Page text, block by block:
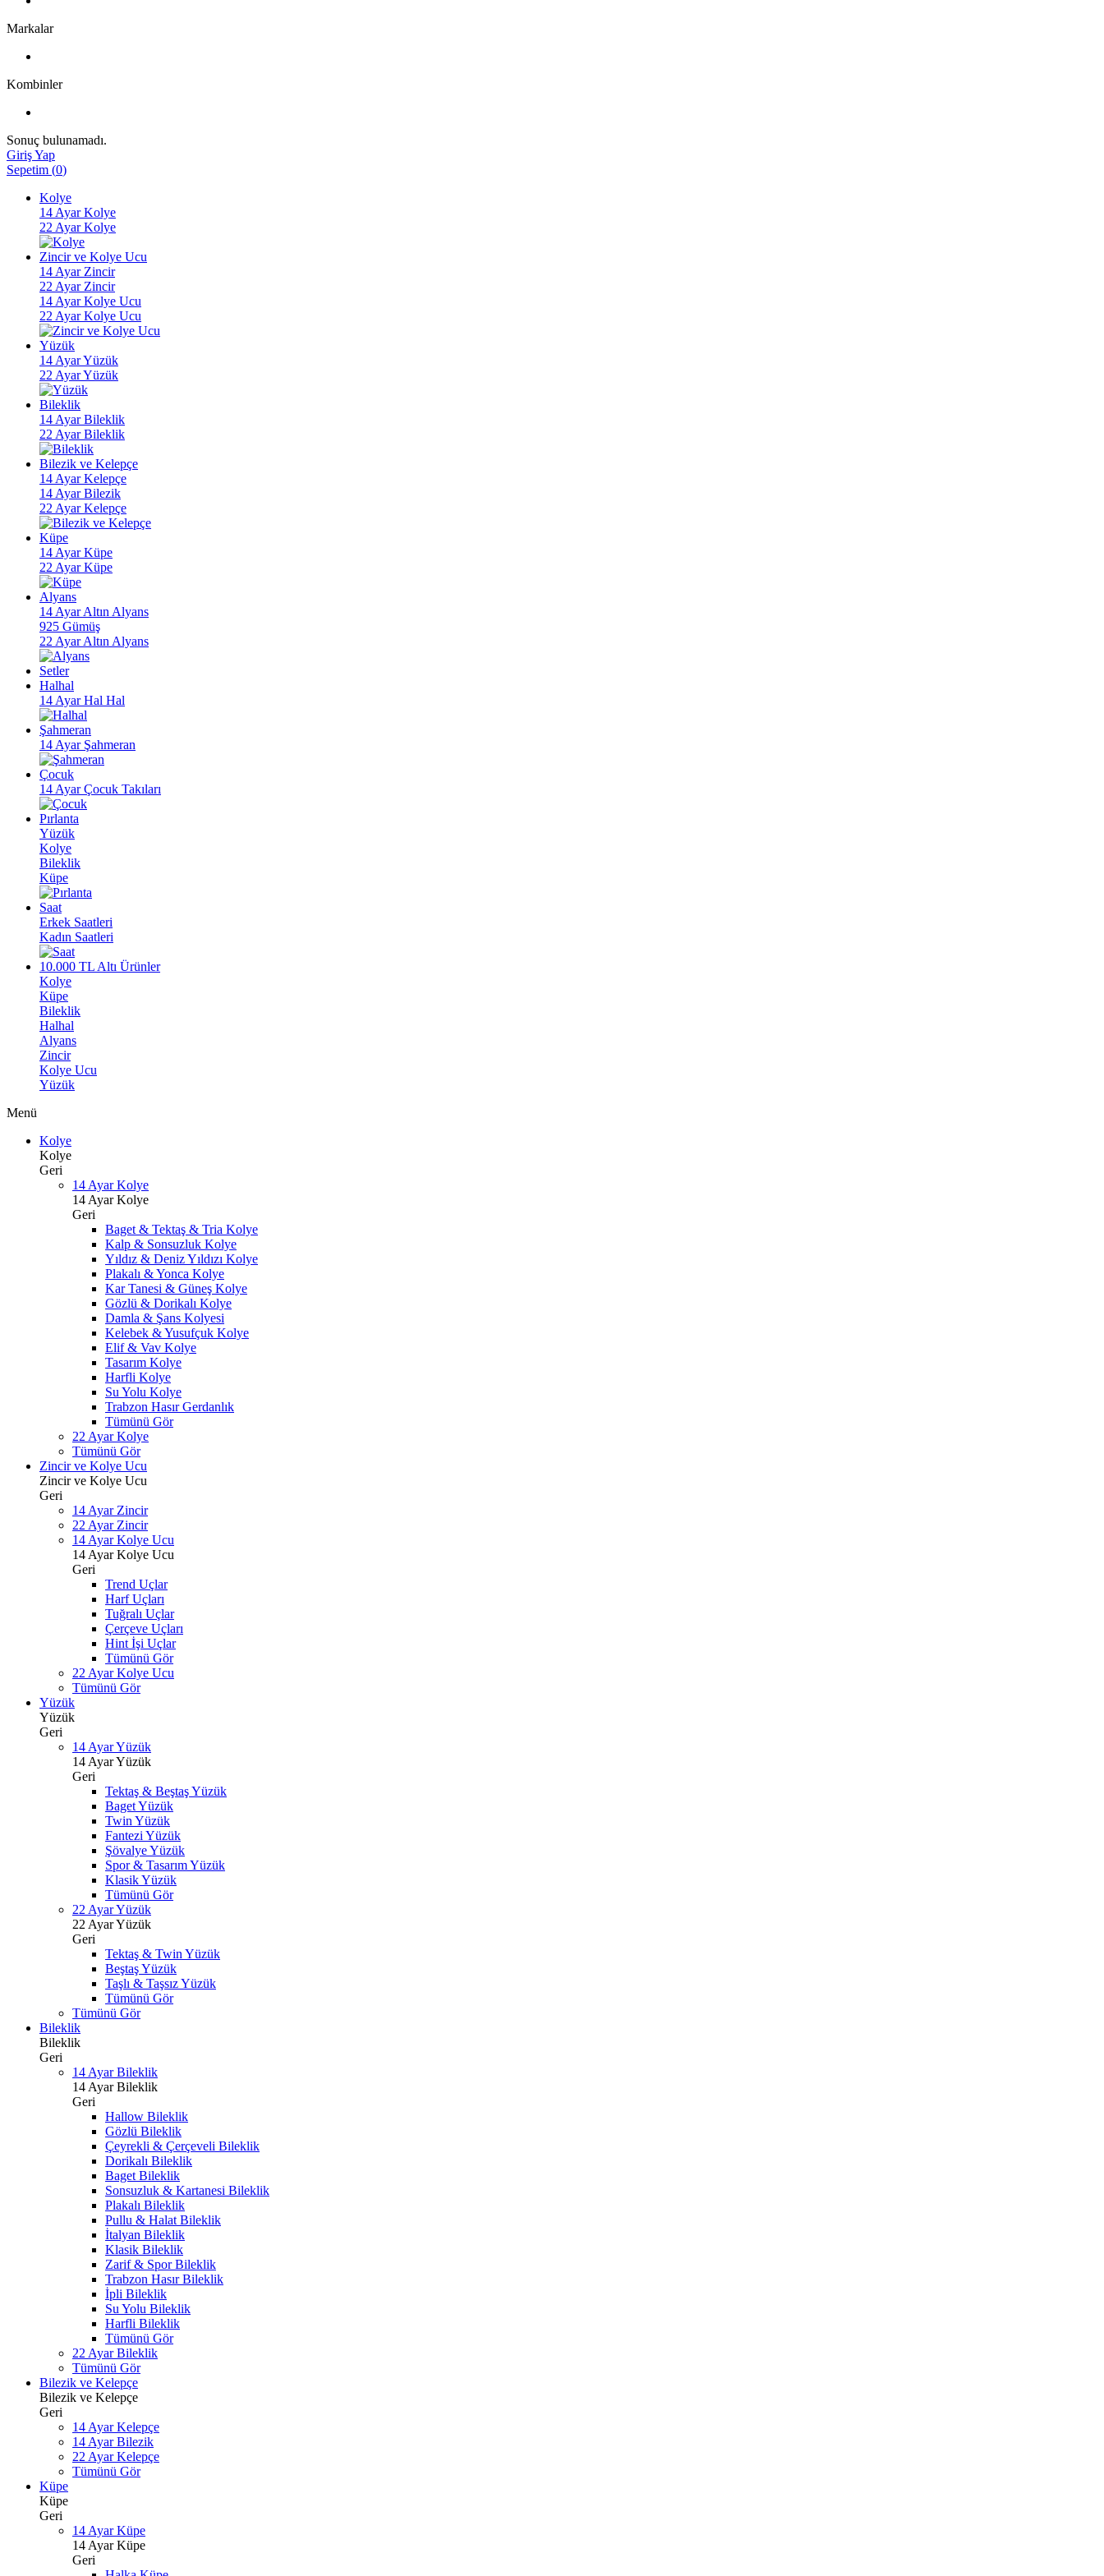
Markalar
Kombinler
Sonuç bulunamadı.
Giriş Yap
Sepetim (0)
Kolye
14 Ayar Kolye
22 Ayar Kolye
Zincir ve Kolye Ucu
14 Ayar Zincir
22 Ayar Zincir
14 Ayar Kolye Ucu
22 Ayar Kolye Ucu
Yüzük
14 Ayar Yüzük
22 Ayar Yüzük
Bileklik
14 Ayar Bileklik
22 Ayar Bileklik
Bilezik ve Kelepçe
14 Ayar Kelepçe
14 Ayar Bilezik
22 Ayar Kelepçe
Küpe
14 Ayar Küpe
22 Ayar Küpe
Alyans
14 Ayar Altın Alyans
925 Gümüş
22 Ayar Altın Alyans
Setler
Halhal
14 Ayar Hal Hal
Şahmeran
14 Ayar Şahmeran
Çocuk
14 Ayar Çocuk Takıları
Pırlanta
Yüzük
Kolye
Bileklik
Küpe
Saat
Erkek Saatleri
Kadın Saatleri
10.000 TL Altı Ürünler
Kolye
Küpe
Bileklik
Halhal
Alyans
Zincir
Kolye Ucu
Yüzük
Menü
Kolye
Kolye
Geri
14 Ayar Kolye
14 Ayar Kolye
Geri
Baget & Tektaş & Tria Kolye
Kalp & Sonsuzluk Kolye
Yıldız & Deniz Yıldızı Kolye
Plakalı & Yonca Kolye
Kar Tanesi & Güneş Kolye
Gözlü & Dorikalı Kolye
Damla & Şans Kolyesi
Kelebek & Yusufçuk Kolye
Elif & Vav Kolye
Tasarım Kolye
Harfli Kolye
Su Yolu Kolye
Trabzon Hasır Gerdanlık
Tümünü Gör
22 Ayar Kolye
Tümünü Gör
Zincir ve Kolye Ucu
Zincir ve Kolye Ucu
Geri
14 Ayar Zincir
22 Ayar Zincir
14 Ayar Kolye Ucu
14 Ayar Kolye Ucu
Geri
Trend Uçlar
Harf Uçları
Tuğralı Uçlar
Çerçeve Uçları
Hint İşi Uçlar
Tümünü Gör
22 Ayar Kolye Ucu
Tümünü Gör
Yüzük
Yüzük
Geri
14 Ayar Yüzük
14 Ayar Yüzük
Geri
Tektaş & Beştaş Yüzük
Baget Yüzük
Twin Yüzük
Fantezi Yüzük
Şövalye Yüzük
Spor & Tasarım Yüzük
Klasik Yüzük
Tümünü Gör
22 Ayar Yüzük
22 Ayar Yüzük
Geri
Tektaş & Twin Yüzük
Beştaş Yüzük
Taşlı & Taşsız Yüzük
Tümünü Gör
Tümünü Gör
Bileklik
Bileklik
Geri
14 Ayar Bileklik
14 Ayar Bileklik
Geri
Hallow Bileklik
Gözlü Bileklik
Çeyrekli & Çerçeveli Bileklik
Dorikalı Bileklik
Baget Bileklik
Sonsuzluk & Kartanesi Bileklik
Plakalı Bileklik
Pullu & Halat Bileklik
İtalyan Bileklik
Klasik Bileklik
Zarif & Spor Bileklik
Trabzon Hasır Bileklik
İpli Bileklik
Su Yolu Bileklik
Harfli Bileklik
Tümünü Gör
22 Ayar Bileklik
Tümünü Gör
Bilezik ve Kelepçe
Bilezik ve Kelepçe
Geri
14 Ayar Kelepçe
14 Ayar Bilezik
22 Ayar Kelepçe
Tümünü Gör
Küpe
Küpe
Geri
14 Ayar Küpe
14 Ayar Küpe
Geri